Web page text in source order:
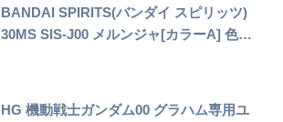
BANDAI SPIRITS(バンダイ スピリッツ)
30MS SIS-J00 メルンジャ[カラーA] 色…
HG 機動戦士ガンダム00 グラハム専用ユ